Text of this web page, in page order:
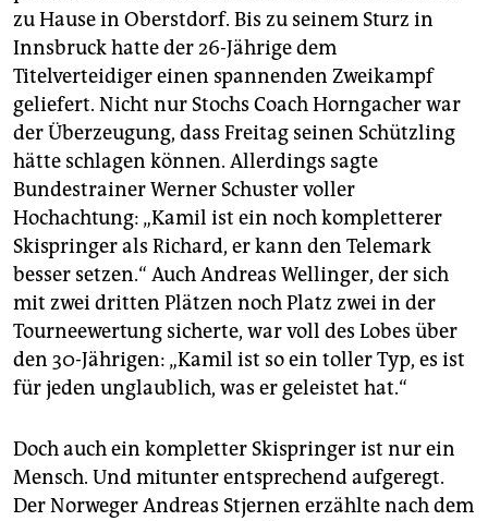
zu Hause in Oberstdorf. Bis zu seinem Sturz in
Innsbruck hatte der 26-Jährige dem
Titelverteidiger einen spannenden Zweikampf
geliefert. Nicht nur Stochs Coach Horngacher war
der Überzeugung, dass Freitag seinen Schützling
hätte schlagen können. Allerdings sagte
Bundestrainer Werner Schuster voller
Hochachtung: „Kamil ist ein noch kompletterer
Skispringer als Richard, er kann den Telemark
besser setzen.“ Auch Andreas Wellinger, der sich
mit zwei dritten Plätzen noch Platz zwei in der
Tourneewertung sicherte, war voll des Lobes über
den 30-Jährigen: „Kamil ist so ein toller Typ, es ist
für jeden unglaublich, was er geleistet hat.“
Doch auch ein kompletter Skispringer ist nur ein
Mensch. Und mitunter entsprechend aufgeregt.
Der Norweger Andreas Stjernen erzählte nach dem